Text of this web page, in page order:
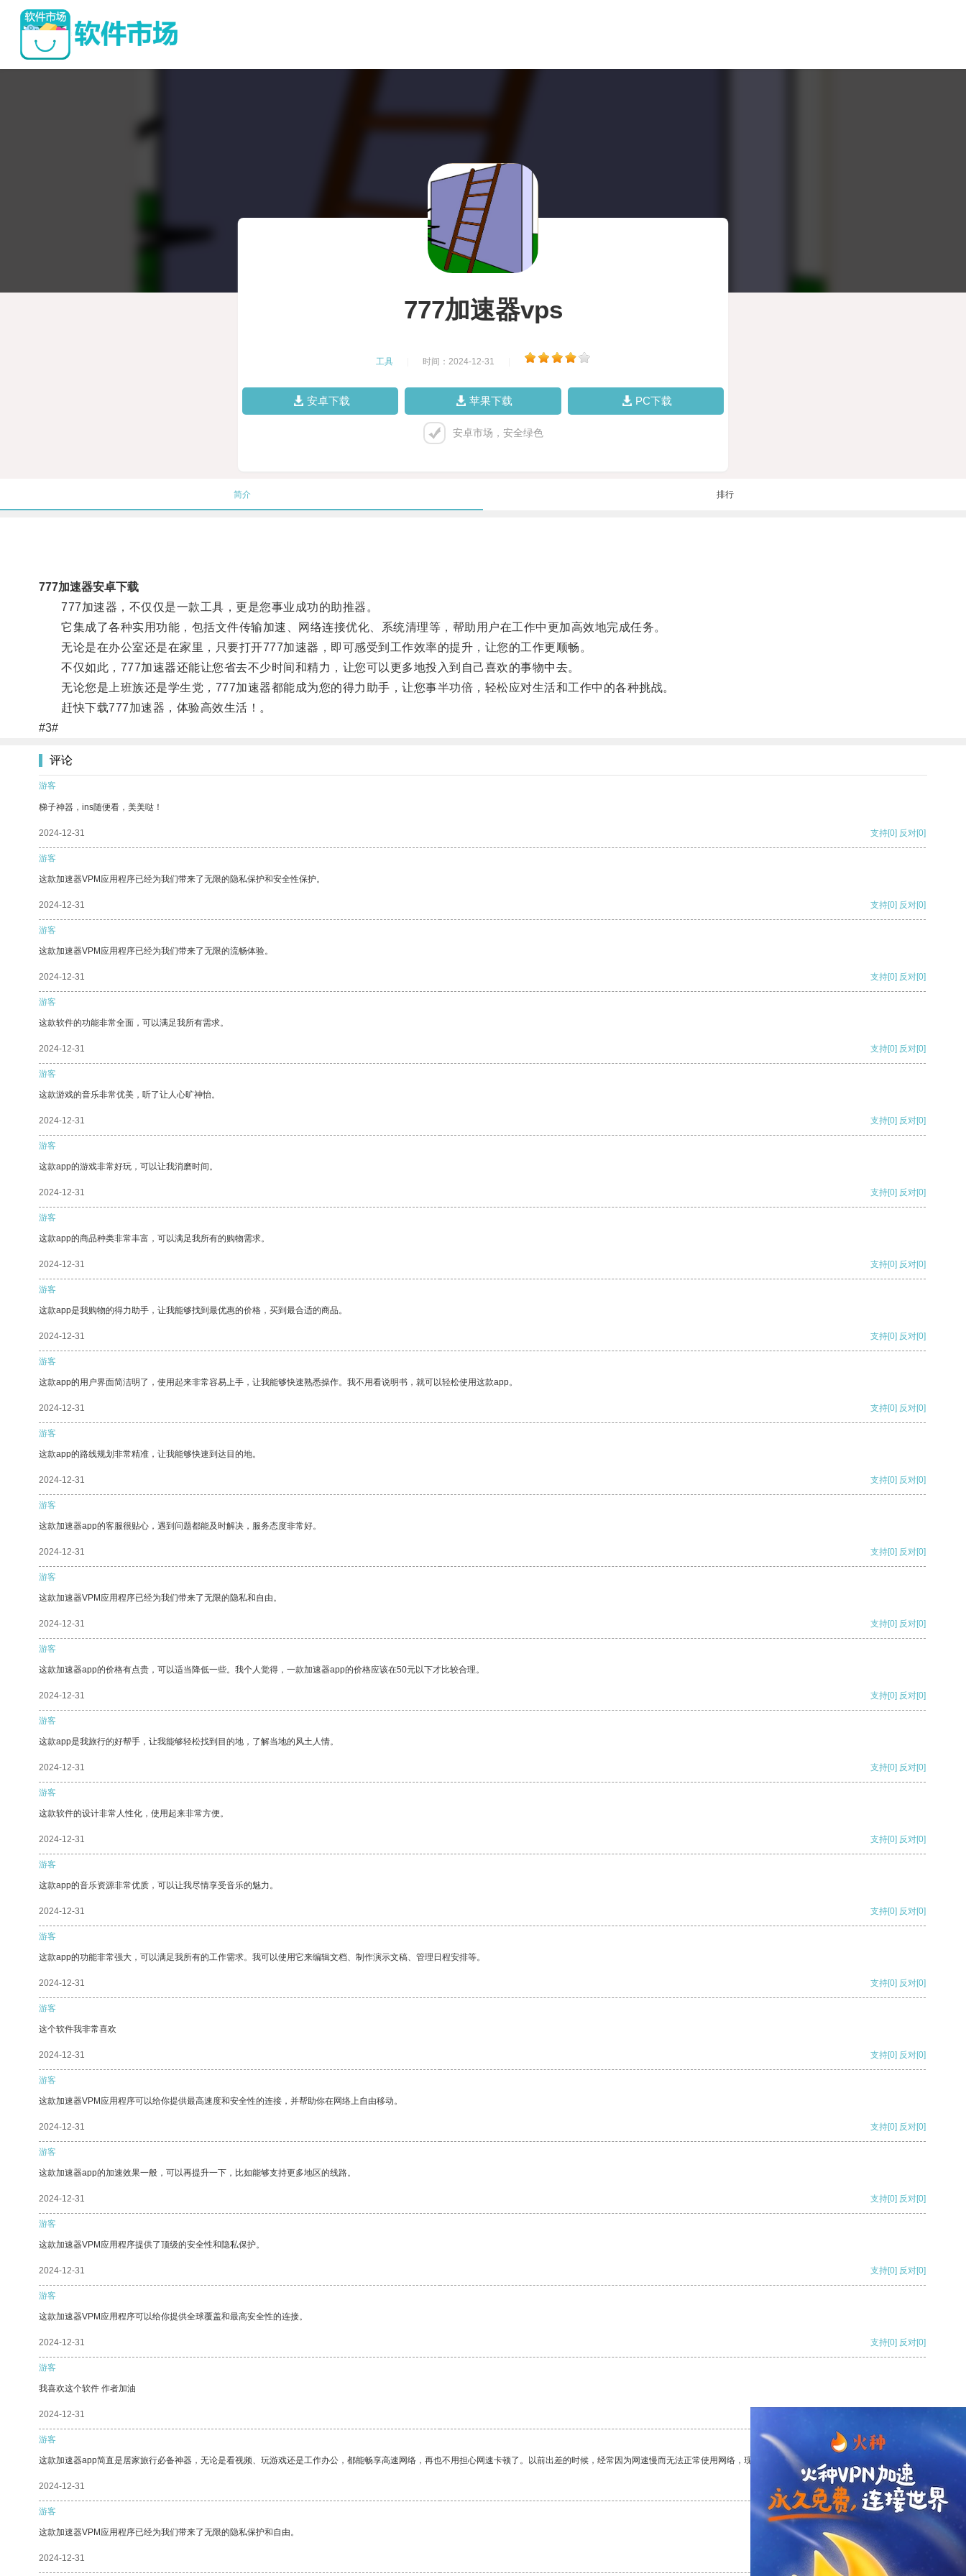
777加速器vps
工具 时间：2024-12-31
安卓下载 苹果下载 PC下载
安卓市场，安全绿色
简介 排行
777加速器安卓下载
777加速器，不仅仅是一款工具，更是您事业成功的助推器。
它集成了各种实用功能，包括文件传输加速、网络连接优化、系统清理等，帮助用户在工作中更加高效地完成任务。
无论是在办公室还是在家里，只要打开777加速器，即可感受到工作效率的提升，让您的工作更顺畅。
不仅如此，777加速器还能让您省去不少时间和精力，让您可以更多地投入到自己喜欢的事物中去。
无论您是上班族还是学生党，777加速器都能成为您的得力助手，让您事半功倍，轻松应对生活和工作中的各种挑战。
赶快下载777加速器，体验高效生活！。
#3#
评论
游客
梯子神器，ins随便看，美美哒！
2024-12-31 支持[0] 反对[0]
游客
这款加速器VPM应用程序已经为我们带来了无限的隐私保护和安全性保护。
2024-12-31 支持[0] 反对[0]
游客
这款加速器VPM应用程序已经为我们带来了无限的流畅体验。
2024-12-31 支持[0] 反对[0]
游客
这款软件的功能非常全面，可以满足我所有需求。
2024-12-31 支持[0] 反对[0]
游客
这款游戏的音乐非常优美，听了让人心旷神怡。
2024-12-31 支持[0] 反对[0]
游客
这款app的游戏非常好玩，可以让我消磨时间。
2024-12-31 支持[0] 反对[0]
游客
这款app的商品种类非常丰富，可以满足我所有的购物需求。
2024-12-31 支持[0] 反对[0]
游客
这款app是我购物的得力助手，让我能够找到最优惠的价格，买到最合适的商品。
2024-12-31 支持[0] 反对[0]
游客
这款app的用户界面简洁明了，使用起来非常容易上手，让我能够快速熟悉操作。我不用看说明书，就可以轻松使用这款app。
2024-12-31 支持[0] 反对[0]
游客
这款app的路线规划非常精准，让我能够快速到达目的地。
2024-12-31 支持[0] 反对[0]
游客
这款加速器app的客服很贴心，遇到问题都能及时解决，服务态度非常好。
2024-12-31 支持[0] 反对[0]
游客
这款加速器VPM应用程序已经为我们带来了无限的隐私和自由。
2024-12-31 支持[0] 反对[0]
游客
这款加速器app的价格有点贵，可以适当降低一些。我个人觉得，一款加速器app的价格应该在50元以下才比较合理。
2024-12-31 支持[0] 反对[0]
游客
这款app是我旅行的好帮手，让我能够轻松找到目的地，了解当地的风土人情。
2024-12-31 支持[0] 反对[0]
游客
这款软件的设计非常人性化，使用起来非常方便。
2024-12-31 支持[0] 反对[0]
游客
这款app的音乐资源非常优质，可以让我尽情享受音乐的魅力。
2024-12-31 支持[0] 反对[0]
游客
这款app的功能非常强大，可以满足我所有的工作需求。我可以使用它来编辑文档、制作演示文稿、管理日程安排等。
2024-12-31 支持[0] 反对[0]
游客
这个软件我非常喜欢
2024-12-31 支持[0] 反对[0]
游客
这款加速器VPM应用程序可以给你提供最高速度和安全性的连接，并帮助你在网络上自由移动。
2024-12-31 支持[0] 反对[0]
游客
这款加速器app的加速效果一般，可以再提升一下，比如能够支持更多地区的线路。
2024-12-31 支持[0] 反对[0]
游客
这款加速器VPM应用程序提供了顶级的安全性和隐私保护。
2024-12-31 支持[0] 反对[0]
游客
这款加速器VPM应用程序可以给你提供全球覆盖和最高安全性的连接。
2024-12-31 支持[0] 反对[0]
游客
我喜欢这个软件 作者加油
2024-12-31
游客
这款加速器app简直是居家旅行必备神器，无论是看视频、玩游戏还是工作办公，都能畅享高速网络，再也不用担心网速卡顿了。以前出差的时候，经常因为网速慢而无法正常使用网络，现在有了这个app，我再也不用担心了。
2024-12-31 支持 [0] 反对 [0]
游客
这款加速器VPM应用程序已经为我们带来了无限的隐私保护和自由。
2024-12-31 支持